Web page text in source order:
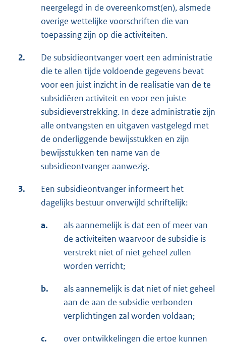
neergelegd in de overeenkomst(en), alsmede
overige wettelijke voorschriften die van
toepassing zijn op die activiteiten.
2.
De subsidieontvanger voert een administratie
die te allen tijde voldoende gegevens bevat
voor een juist inzicht in de realisatie van de te
subsidiëren activiteit en voor een juiste
subsidieverstrekking. In deze administratie zijn
alle ontvangsten en uitgaven vastgelegd met
de onderliggende bewijsstukken en zijn
bewijsstukken ten name van de
subsidieontvanger aanwezig.
3.
Een subsidieontvanger informeert het
dagelijks bestuur onverwijld schriftelijk:
a.
als aannemelijk is dat een of meer van
de activiteiten waarvoor de subsidie is
verstrekt niet of niet geheel zullen
worden verricht;
b.
als aannemelijk is dat niet of niet geheel
aan de aan de subsidie verbonden
verplichtingen zal worden voldaan;
c.
over ontwikkelingen die ertoe kunnen